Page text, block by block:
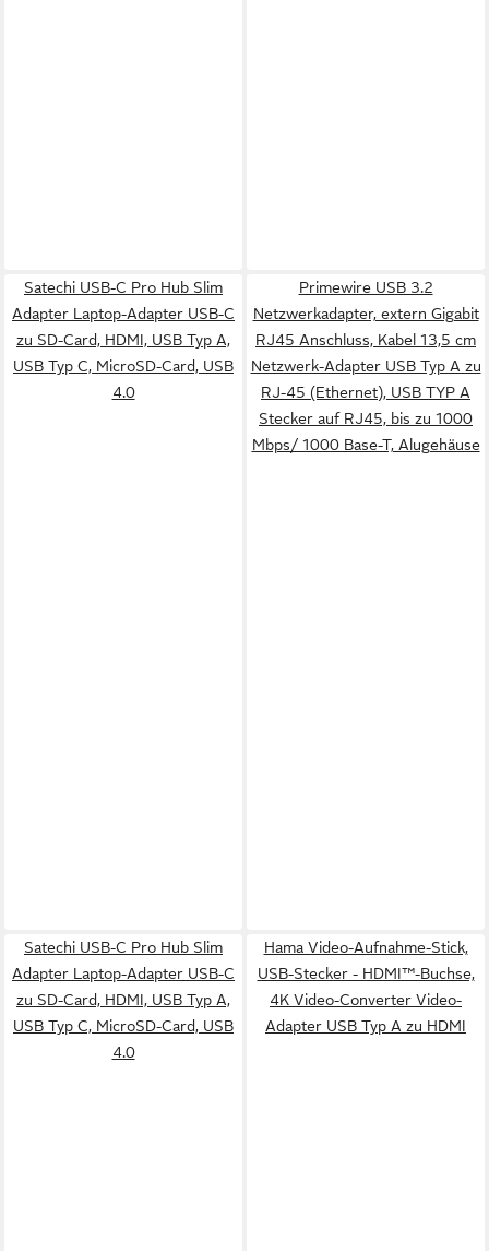
Satechi USB-C Pro Hub Slim
Adapter Laptop-Adapter USB-C
zu SD-Card, HDMI, USB Typ A,
USB Typ C, MicroSD-Card, USB
4.0
Primewire USB 3.2
Netzwerkadapter, extern Gigabit
RJ45 Anschluss, Kabel 13,5 cm
Netzwerk-Adapter USB Typ A zu
RJ-45 (Ethernet), USB TYP A
Stecker auf RJ45, bis zu 1000
Mbps/ 1000 Base-T, Alugehäuse
Satechi USB-C Pro Hub Slim
Adapter Laptop-Adapter USB-C
zu SD-Card, HDMI, USB Typ A,
USB Typ C, MicroSD-Card, USB
4.0
Hama Video-Aufnahme-Stick,
USB-Stecker - HDMI™-Buchse,
4K Video-Converter Video-
Adapter USB Typ A zu HDMI